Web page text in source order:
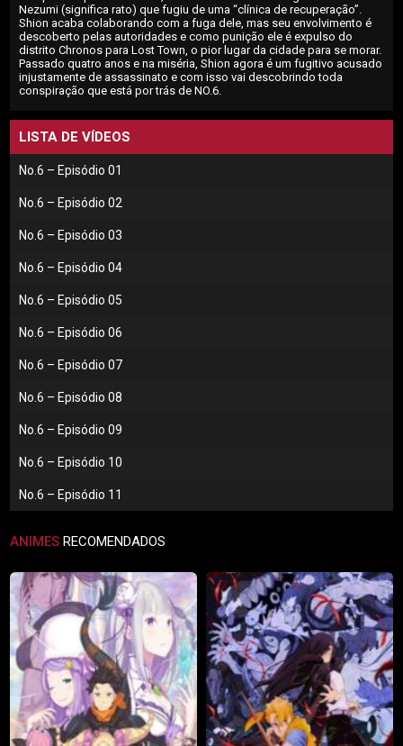
Nezumi (significa rato) que fugiu de uma “clínica de recuperação”.
Shion acaba colaborando com a fuga dele, mas seu envolvimento é
descoberto pelas autoridades e como punição ele é expulso do
distrito Chronos para Lost Town, o pior lugar da cidade para se morar.
Passado quatro anos e na miséria, Shion agora é um fugitivo acusado
injustamente de assassinato e com isso vai descobrindo toda
conspiração que está por trás de NO.6.
LISTA DE VÍDEOS
No.6 – Episódio 01
No.6 – Episódio 02
No.6 – Episódio 03
No.6 – Episódio 04
No.6 – Episódio 05
No.6 – Episódio 06
No.6 – Episódio 07
No.6 – Episódio 08
No.6 – Episódio 09
No.6 – Episódio 10
No.6 – Episódio 11
ANIMES RECOMENDADOS